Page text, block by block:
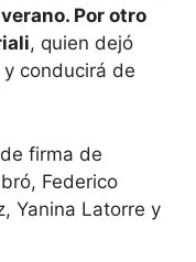
Por otro
, quien dejó
conducirá de
firma de
Federico
Yanina Latorre y